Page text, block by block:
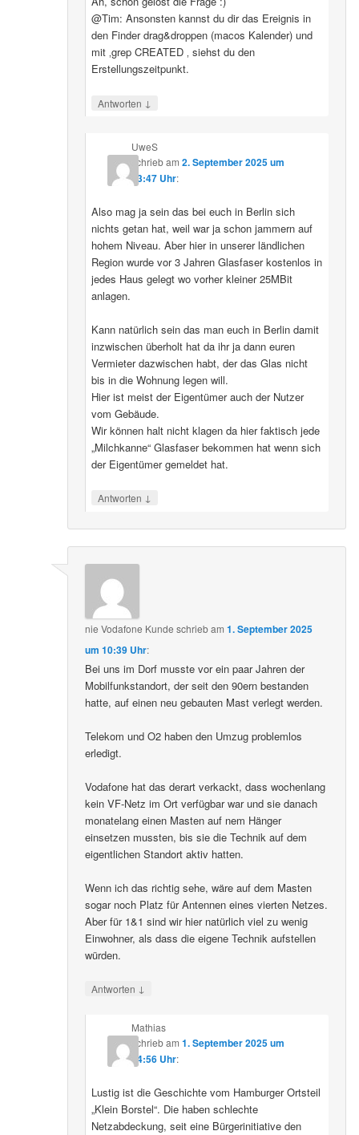
@Tim: Ansonsten kannst du dir das Ereignis in
den Finder drag&droppen (macos Kalender) und
mit ‚grep CREATED ‚ siehst du den
Erstellungszeitpunkt.
Antworten ↓
UweS
schriebam 2. September 2025 um
13:47 Uhr:
Also mag ja sein das bei euch in Berlin sich
nichts getan hat, weil war ja schon jammern auf
hohem Niveau. Aber hier in unserer ländlichen
Region wurde vor 3 Jahren Glasfaser kostenlos in
jedes Haus gelegt wo vorher kleiner 25MBit
anlagen.
Kann natürlich sein das man euch in Berlin damit
inzwischen überholt hat da ihr ja dann euren
Vermieter dazwischen habt, der das Glas nicht
bis in die Wohnung legen will.
Hier ist meist der Eigentümer auch der Nutzer
vom Gebäude.
Wir können halt nicht klagen da hier faktisch jede
„Milchkanne“ Glasfaser bekommen hat wenn sich
der Eigentümer gemeldet hat.
Antworten ↓
nie Vodafone Kunde schriebam1. September 2025
um 10:39 Uhr:
Bei uns im Dorf musste vor ein paar Jahren der
Mobilfunkstandort, der seit den 90ern bestanden
hatte, auf einen neu gebauten Mast verlegt werden.
Telekom und O2 haben den Umzug problemlos
erledigt.
Vodafone hat das derart verkackt, dass wochenlang
kein VF-Netz im Ort verfügbar war und sie danach
monatelang einen Masten auf nem Hänger
einsetzen mussten, bis sie die Technik auf dem
eigentlichen Standort aktiv hatten.
Wenn ich das richtig sehe, wäre auf dem Masten
sogar noch Platz für Antennen eines vierten Netzes.
Aber für 1&1 sind wir hier natürlich viel zu wenig
Einwohner, als dass die eigene Technik aufstellen
würden.
Antworten ↓
Mathias
schriebam 1. September 2025 um
14:56 Uhr:
Lustig ist die Geschichte vom Hamburger Ortsteil
„Klein Borstel“. Die haben schlechte
Netzabdeckung, seit eine Bürgerinitiative den